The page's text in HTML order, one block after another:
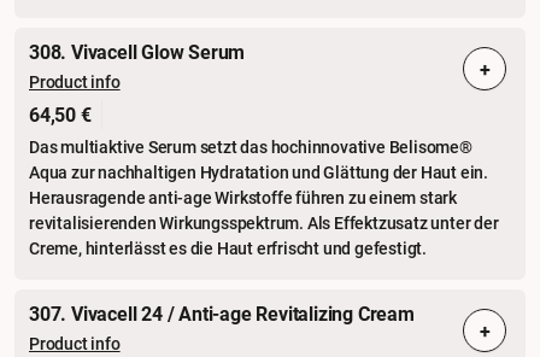
308. Vivacell Glow Serum
Product info
64,50 €
Das multiaktive Serum setzt das hochinnovative Belisome®
Aqua zur nachhaltigen Hydratation und Glättung der Haut ein.
Herausragende anti-age Wirkstoffe führen zu einem stark
revitalisierenden Wirkungsspektrum. Als Effektzusatz unter der
Creme, hinterlässt es die Haut erfrischt und gefestigt.
+
307. Vivacell 24 / Anti-age Revitalizing Cream
Product info +